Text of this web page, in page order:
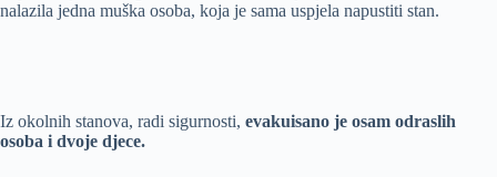
nalazila jedna muška osoba, koja je sama uspjela napustiti stan.
Iz okolnih stanova, radi sigurnosti, evakuisano je osam odraslih
osoba i dvoje djece.